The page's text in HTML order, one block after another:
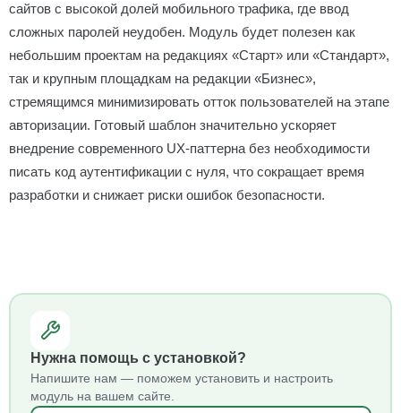
сайтов с высокой долей мобильного трафика, где ввод
сложных паролей неудобен. Модуль будет полезен как
небольшим проектам на редакциях «Старт» или «Стандарт»,
так и крупным площадкам на редакции «Бизнес»,
стремящимся минимизировать отток пользователей на этапе
авторизации. Готовый шаблон значительно ускоряет
внедрение современного UX-паттерна без необходимости
писать код аутентификации с нуля, что сокращает время
разработки и снижает риски ошибок безопасности.
Нужна помощь с установкой?
Напишите нам — поможем установить и настроить
модуль на вашем сайте.